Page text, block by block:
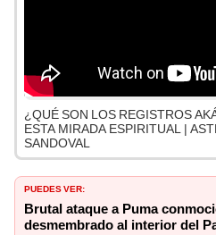
¿QUÉ SON LOS REGISTROS
ESTA MIRADA ESPIRITUAL |
SANDOVAL
PUEDES VER:
Brutal ataque a Puma
desmembrado al interior del